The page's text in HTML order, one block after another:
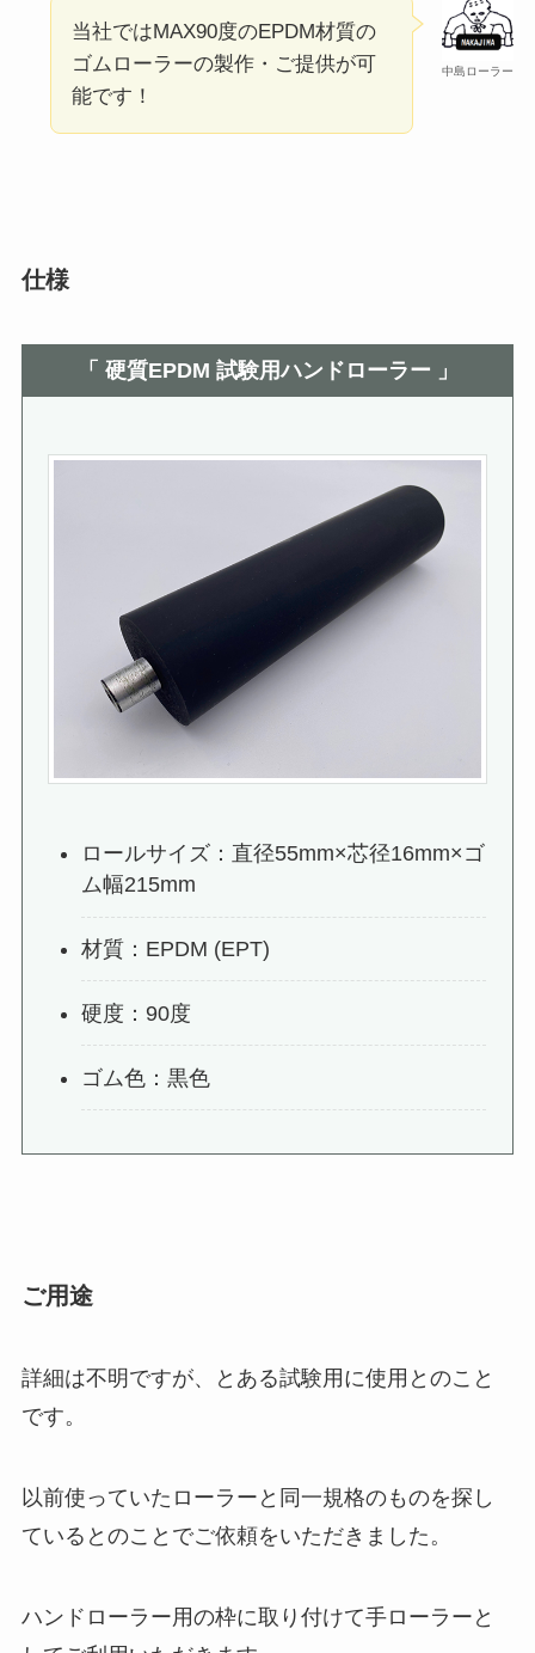
中島ローラー
当社ではMAX90度のEPDM材質の
ゴムローラーの製作・ご提供が可
能です！
仕様
「 硬質EPDM 試験用ハンドローラー 」
ロールサイズ：直径55mm×芯径16mm×ゴ
ム幅215mm
材質：EPDM (EPT)
硬度：90度
ゴム色：黒色
ご用途
詳細は不明ですが、とある試験用に使用とのこと
です。
以前使っていたローラーと同一規格のものを探し
ているとのことでご依頼をいただきました。
ハンドローラー用の枠に取り付けて手ローラーと